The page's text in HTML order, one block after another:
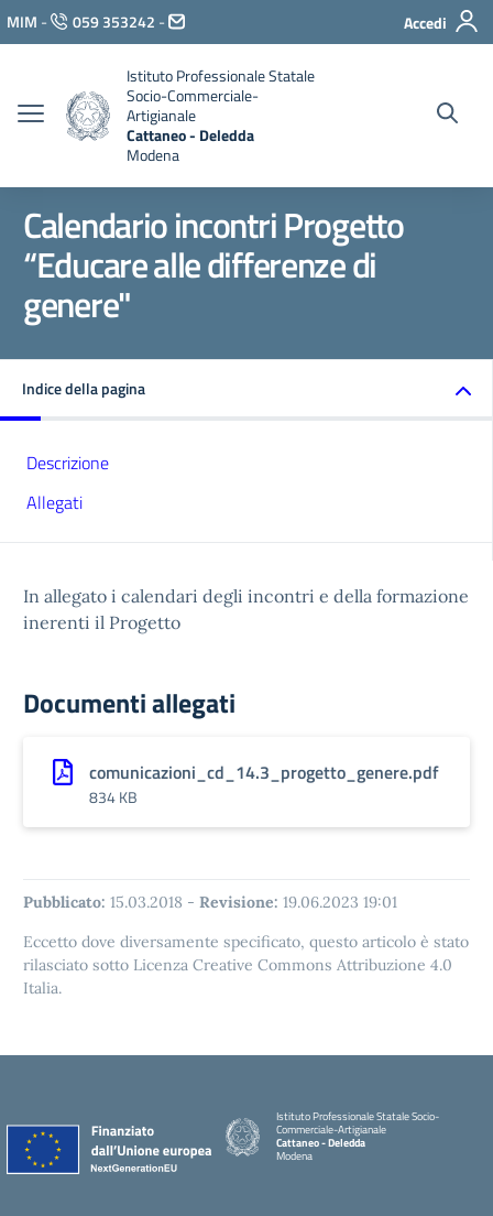
Vai ai contenuti
Vai al menu di navigazione
Vai al footer
MIM - 059 353242 - Accedi
Istituto Professionale Statale
Socio-Commerciale-
Artigianale
Cattaneo - Deledda
Modena
Calendario incontri Progetto
“Educare alle differenze di
genere"
Indice della pagina
Descrizione
Allegati
In allegato i calendari degli incontri e della formazione
inerenti il Progetto
Documenti allegati
comunicazioni_cd_14.3_progetto_genere.pdf
834 KB
Pubblicato: 15.03.2018 - Revisione: 19.06.2023 19:01
Eccetto dove diversamente specificato, questo articolo è stato
rilasciato sotto Licenza Creative Commons Attribuzione 4.0
Italia.
Istituto Professionale Statale Socio-
Commerciale-Artigianale
Cattaneo - Deledda
Modena